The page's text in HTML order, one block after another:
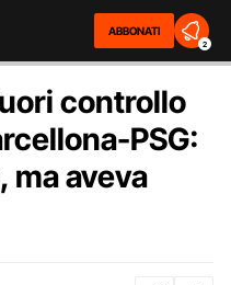
ABBONATI
2
controllo
PSG:
ma aveva